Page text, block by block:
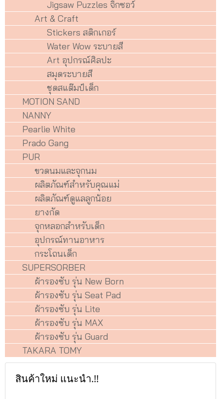
Jigsaw Puzzles จิ๊กซอว์
Art & Craft
Stickers สติกเกอร์
Water Wow ระบายสี
Art อุปกรณ์ศิลปะ
สมุดระบายสี
ชุดสแต๊มป์เด็ก
MOTION SAND
NANNY
Pearlie White
Prado Gang
PUR
ขวดนมและจุกนม
ผลิตภัณฑ์สำหรับคุณแม่
ผลิตภัณฑ์ดูแลลูกน้อย
ยางกัด
จุกหลอกสำหรับเด็ก
อุปกรณ์ทานอาหาร
กระโถนเด็ก
SUPERSORBER
ผ้ารองซับ รุ่น New Born
ผ้ารองซับ รุ่น Seat Pad
ผ้ารองซับ รุ่น Lite
ผ้ารองซับ รุ่น MAX
ผ้ารองซับ รุ่น Guard
TAKARA TOMY
สินค้าใหม่ แนะนำ.!!